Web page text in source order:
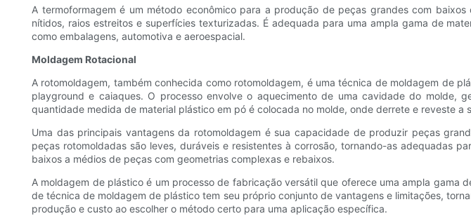
A termoformagem é um método econômico para a produção de peças grandes com
nítidos, raios estreitos e superfícies texturizadas. É adequada para uma ampla gama de
como embalagens, automotiva e aeroespacial.
Moldagem Rotacional
A rotomoldagem, também conhecida como rotomoldagem, é uma técnica de moldagem de
playground e caiaques. O processo envolve o aquecimento de uma cavidade do molde,
quantidade medida de material plástico em pó é colocada no molde, onde derrete e reveste
Uma das principais vantagens da rotomoldagem é sua capacidade de produzir peças
peças rotomoldadas são leves, duráveis ​​e resistentes à corrosão, tornando-as adequadas
baixos a médios de peças com geometrias complexas e rebaixos.
A moldagem de plástico é um processo de fabricação versátil que oferece uma ampla
de técnica de moldagem de plástico tem seu próprio conjunto de vantagens e limitações,
produção e custo ao escolher o método certo para uma aplicação específica.